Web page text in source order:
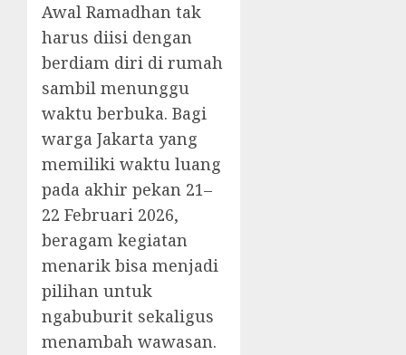
Awal Ramadhan tak
harus diisi dengan
berdiam diri di rumah
sambil menunggu
waktu berbuka. Bagi
warga Jakarta yang
memiliki waktu luang
pada akhir pekan 21–
22 Februari 2026,
beragam kegiatan
menarik bisa menjadi
pilihan untuk
ngabuburit sekaligus
menambah wawasan.